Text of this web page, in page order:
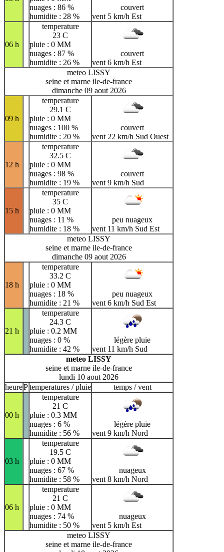
nuages : 86 %
humidite : 28 %
couvert
vent 5 km/h Est
06 h
temperature
23 C
pluie : 0 MM
nuages : 87 %
humidite : 26 %
couvert
vent 6 km/h Est
meteo LISSY
seine et marne ile-de-france
dimanche 09 aout 2026
09 h
temperature
29.1 C
pluie : 0 MM
nuages : 100 %
humidite : 20 %
couvert
vent 22 km/h Sud Ouest
12 h
temperature
32.5 C
pluie : 0 MM
nuages : 98 %
humidite : 19 %
couvert
vent 9 km/h Sud
15 h
temperature
35 C
pluie : 0 MM
nuages : 11 %
humidite : 18 %
peu nuageux
vent 11 km/h Sud Est
meteo LISSY
seine et marne ile-de-france
dimanche 09 aout 2026
18 h
temperature
33.2 C
pluie : 0 MM
nuages : 18 %
humidite : 21 %
peu nuageux
vent 6 km/h Sud Est
21 h
temperature
24.3 C
pluie : 0.2 MM
nuages : 0 %
humidite : 42 %
légère pluie
vent 11 km/h Sud
meteo LISSY
seine et marne ile-de-france
lundi 10 aout 2026
heurePtemperatures / pluie temps / vent
00 h
temperature
21 C
pluie : 0.3 MM
nuages : 6 %
humidite : 56 %
légère pluie
vent 9 km/h Nord
03 h
temperature
19.5 C
pluie : 0 MM
nuages : 67 %
humidite : 58 %
nuageux
vent 8 km/h Nord
06 h
temperature
21 C
pluie : 0 MM
nuages : 74 %
humidite : 50 %
nuageux
vent 5 km/h Est
meteo LISSY
seine et marne ile-de-france